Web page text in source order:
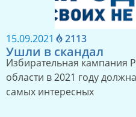
15.09.2021 2113
Ушли в скандал
Избирательная кампания
области в 2021 году
самых интересных